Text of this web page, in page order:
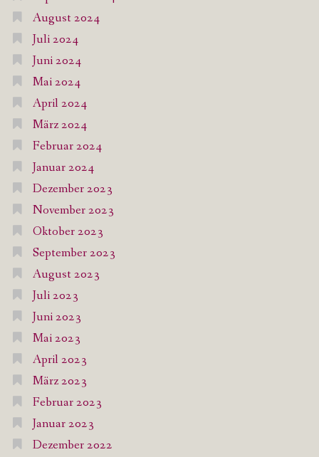
August 2024
Juli 2024
Juni 2024
Mai 2024
April 2024
März 2024
Februar 2024
Januar 2024
Dezember 2023
November 2023
Oktober 2023
September 2023
August 2023
Juli 2023
Juni 2023
Mai 2023
April 2023
März 2023
Februar 2023
Januar 2023
Dezember 2022